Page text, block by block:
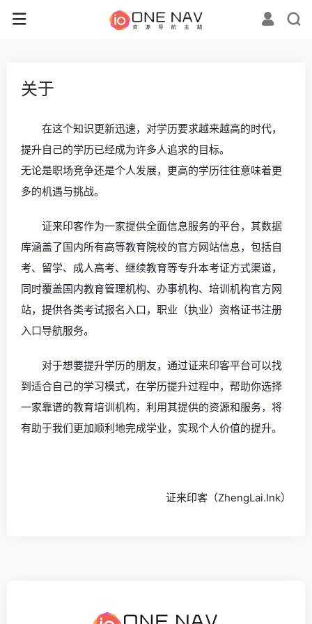
关于
在这个知识更新迅速，对学历要求越来越高的时代，
提升自己的学历已经成为许多人追求的目标。
无论是职场竞争还是个人发展，更高的学历往往意味着更
多的机遇与挑战。
证来印客作为一家提供全面信息服务的平台，其数据
库涵盖了国内所有高等教育院校的官方网站信息，包括自
考、留学、成人高考、继续教育等专升本考证方式渠道，
同时覆盖国内教育管理机构、办事机构、培训机构官方网
站，提供各类考试报名入口，职业（执业）资格证书注册
入口导航服务。
对于想要提升学历的朋友，通过证来印客平台可以找
到适合自己的学习模式，在学历提升过程中，帮助你选择
一家靠谱的教育培训机构，利用其提供的资源和服务，将
有助于我们更加顺利地完成学业，实现个人价值的提升。
证来印客（ZhengLai.Ink）